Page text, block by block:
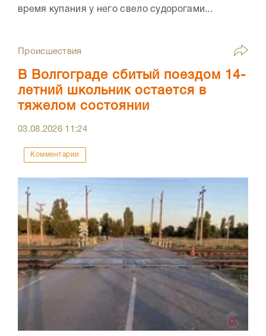
время купания у него свело судорогами...
Происшествия
В Волгограде сбитый поездом 14-
летний школьник остается в
тяжелом состоянии
03.08.2026 11:24
Комментарии